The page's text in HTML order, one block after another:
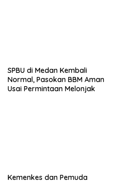
SPBU di Medan Kembali
Normal, Pasokan BBM Aman
Usai Permintaan Melonjak
Kemenkes dan Pemuda